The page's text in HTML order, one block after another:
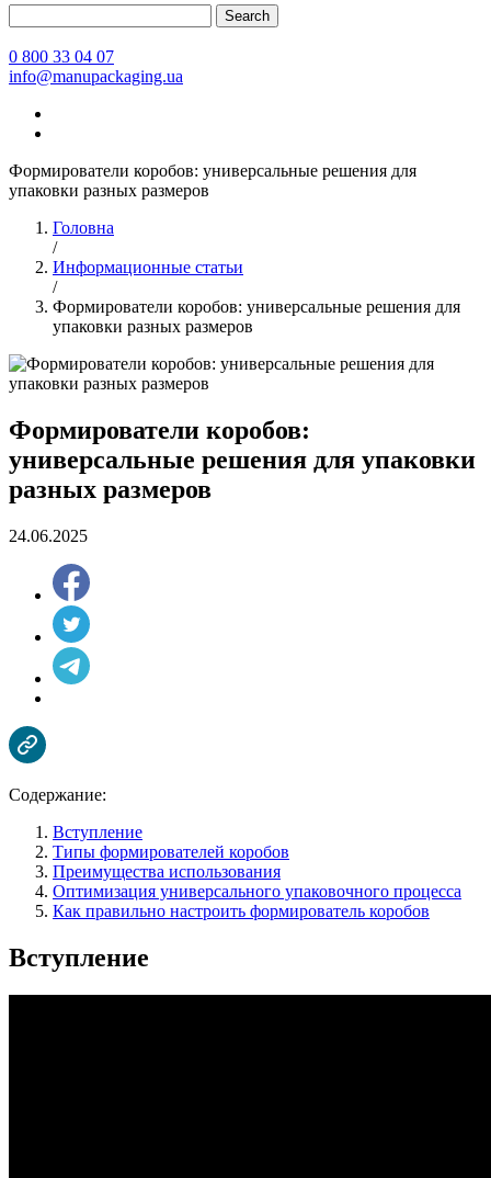
Search
0 800 33 04 07
info@manupackaging.ua
Формирователи коробов: универсальные решения для
упаковки разных размеров
Головна
/
Информационные статьи
/
Формирователи коробов: универсальные решения для
упаковки разных размеров
Формирователи коробов:
универсальные решения для упаковки
разных размеров
24.06.2025
Содержание:
Вступление
Типы формирователей коробов
Преимущества использования
Оптимизация универсального упаковочного процесса
Как правильно настроить формирователь коробов
Вступление